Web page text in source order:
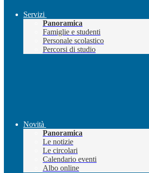
Servizi
Panoramica
Famiglie e studenti
Personale scolastico
Percorsi di studio
Novità
Panoramica
Le notizie
Le circolari
Calendario eventi
Albo online